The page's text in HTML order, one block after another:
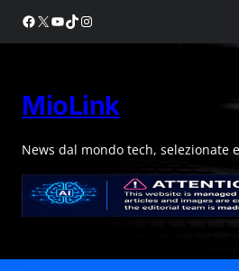
Facebook
X YouTube
TikTokInstagram
MioLink
News dal mondo tech, selezionate